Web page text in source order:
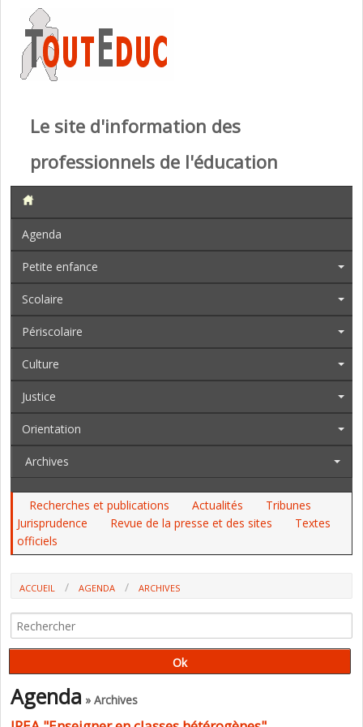
Le site d'information des
professionnels de l'éducation
Agenda
Petite enfance
Scolaire
Périscolaire
Culture
Justice
Orientation
Archives
Recherches et publications Actualités
Tribunes
Jurisprudence
Revue de la presse et des sites
Textes
officiels
ACCUEIL AGENDA
ARCHIVES
Agenda » Archives